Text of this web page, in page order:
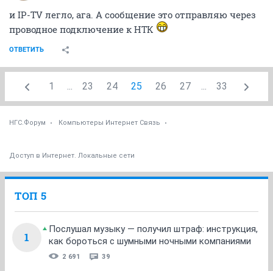
и IP-TV легло, ага. А сообщение это отправляю через
проводное подключение к НТК
ОТВЕТИТЬ
1 ... 23 24 25 26 27 ... 33
НГС.Форум Компьютеры Интернет Связь
Доступ в Интернет. Локальные сети
ТОП 5
1
Послушал музыку — получил штраф: инструкция,
как бороться с шумными ночными компаниями
2 691 39